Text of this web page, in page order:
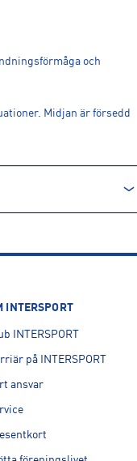
och
Midjan är försedd
INTERSPORT
INTERSPORT
på INTERSPORT
ansvar